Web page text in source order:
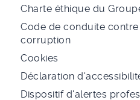
Charte éthique du
Code de conduite contre
corruption
Cookies
Déclaration
Dispositif d'alertes